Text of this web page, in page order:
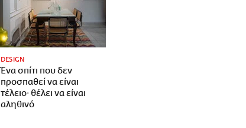
DESIGN
Ένα σπίτι που δεν
προσπαθεί να είναι
τέλειο· θέλει να είναι
αληθινό